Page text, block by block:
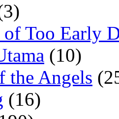
of Too Early
(10)
the Angels
(16)